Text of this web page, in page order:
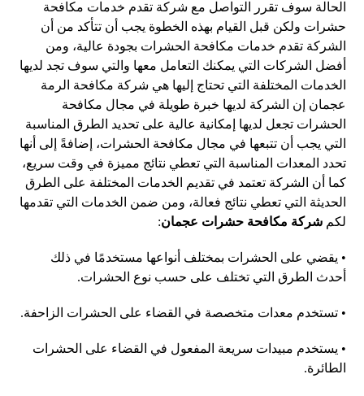
الحالة سوف تقرر التواصل مع شركة تقدم خدمات مكافحة
حشرات ولكن قبل القيام بهذه الخطوة يجب أن تتأكد من أن
الشركة تقدم خدمات مكافحة الحشرات بجودة عالية، ومن
أفضل الشركات التي يمكنك التعامل معها والتي سوف تجد لديها
الخدمات المختلفة التي تحتاج إليها هي شركة مكافحة الرمة
عجمان إن الشركة لديها خبرة طويلة في مجال مكافحة
الحشرات تجعل لديها إمكانية عالية على تحديد الطرق المناسبة
التي يجب أن تتبعها في مجال مكافحة الحشرات، إضافةً إلى أنها
تحدد المعدات المناسبة التي تعطي نتائج مميزة في وقت سريع،
كما أن الشركة تعتمد في تقديم الخدمات المختلفة على الطرق
الحديثة التي تعطي نتائج فعالة، ومن ضمن الخدمات التي تقدمها
لكمشركة مكافحة حشرات عجمان:
• يقضي على الحشرات بمختلف أنواعها مستخدمًا في ذلك
أحدث الطرق التي تختلف على حسب نوع الحشرات.
• تستخدم معدات متخصصة في القضاء على الحشرات الزاحفة.
• يستخدم مبيدات سريعة المفعول في القضاء على الحشرات
الطائرة.